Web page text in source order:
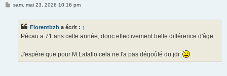
Msam. mai 23, 2026 10:16 pm
Florentbzh a écrit : ↑
Pécau a 71 ans cette année, donc effectivement belle différence d'âge.
J'espère que pour M.Latallo cela ne l'a pas dégoûté du jdr.